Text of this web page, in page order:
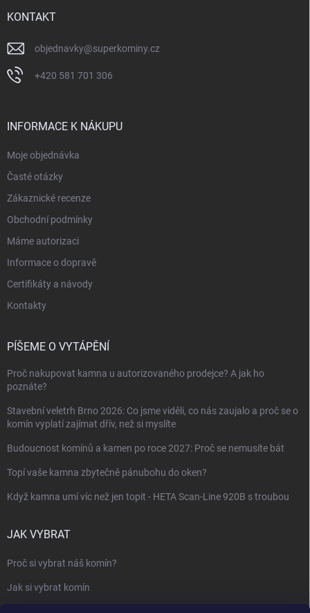
KONTAKT
objednavky@superkominy.cz
+420 581 701 306
INFORMACE K NÁKUPU
Moje objednávka
Časté otázky
Zákaznické recenze
Obchodní podmínky
Máme autorizaci
Informace o dopravě
Certifikáty a návody
Kontakty
PÍŠEME O VYTÁPĚNÍ
Proč nakupovat kamna u autorizovaného prodejce? A jak ho
poznáte?
Stavební veletrh Brno 2026: Co jsme viděli, co nás zaujalo a proč se o
komín vyplatí zajímat dřív, než si myslíte
Budoucnost komínů a kamen po roce 2027: Proč se nemusíte bát
Topí vaše kamna zbytečně pánubohu do oken?
Když kamna umí víc než jen topit - HETA Scan-Line 920B s troubou
JAK VYBRAT
Proč si vybrat náš komín?
Jak si vybrat komín